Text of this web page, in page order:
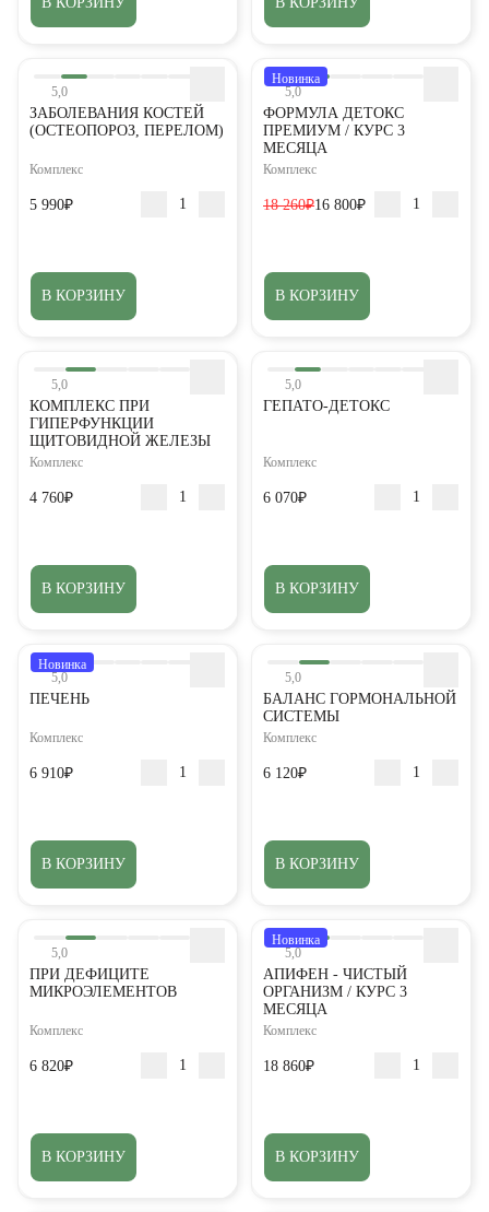
5,0
ЗАБОЛЕВАНИЯ КОСТЕЙ
(ОСТЕОПОРОЗ, ПЕРЕЛОМ)
Комплекс
5 990₽
В КОРЗИНУ
Новинка
5,0
ФОРМУЛА ДЕТОКС
ПРЕМИУМ / КУРС 3
МЕСЯЦА
Комплекс
18 260₽16 800₽
В КОРЗИНУ
5,0
КОМПЛЕКС ПРИ
ГИПЕРФУНКЦИИ
ЩИТОВИДНОЙ ЖЕЛЕЗЫ
Комплекс
4 760₽
В КОРЗИНУ
5,0
ГЕПАТО-ДЕТОКС
Комплекс
6 070₽
В КОРЗИНУ
Новинка
5,0
ПЕЧЕНЬ
Комплекс
6 910₽
В КОРЗИНУ
5,0
БАЛАНС ГОРМОНАЛЬНОЙ
СИСТЕМЫ
Комплекс
6 120₽
В КОРЗИНУ
5,0
ПРИ ДЕФИЦИТЕ
МИКРОЭЛЕМЕНТОВ
Комплекс
6 820₽
В КОРЗИНУ
Новинка
5,0
АПИФЕН - ЧИСТЫЙ
ОРГАНИЗМ / КУРС 3
МЕСЯЦА
Комплекс
18 860₽
В КОРЗИНУ